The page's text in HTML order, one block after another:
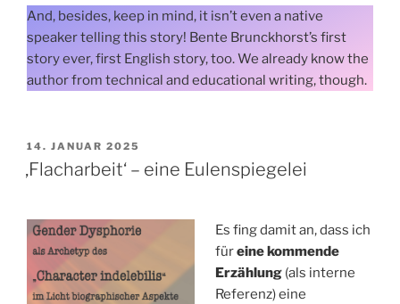
And, besides, keep in mind, it isn’t even a native
speaker telling this story! Bente Brunckhorst’s first
story ever, first English story, too. We already know the
author from technical and educational writing, though.
VERÖFFENTLICHT
AM
14. JANUAR 2025
‚Flacharbeit‘ – eine Eulenspiegelei
Es fing damit an, dass ich
füreine kommende
Erzählung(als interne
Referenz) eine